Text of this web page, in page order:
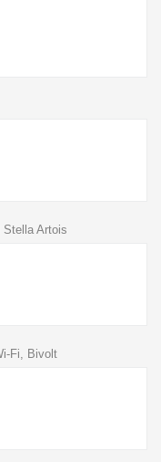
Stella Artois
Fi, Bivolt